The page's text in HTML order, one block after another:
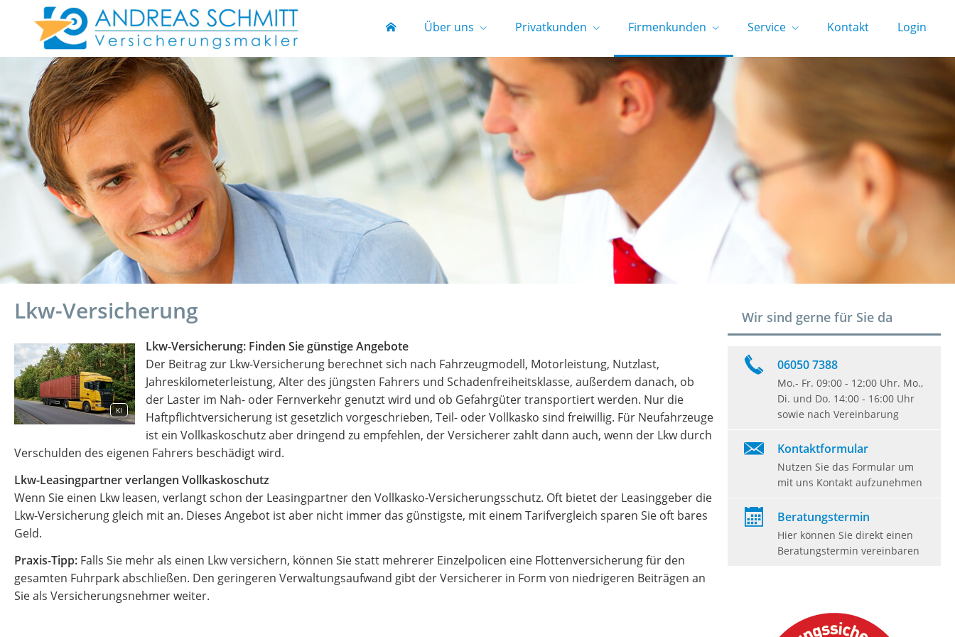
Über uns Privatkunden Firmenkunden Service Kontakt Login
Wir sind gerne für Sie da
06050 7388
Mo.- Fr. 09:00 - 12:00 Uhr. Mo.,
Di. und Do. 14:00 - 16:00 Uhr
sowie nach Vereinbarung
Kontaktformular
Nutzen Sie das Formular um
mit uns Kontakt aufzunehmen
Beratungstermin
Hier können Sie direkt einen
Beratungstermin vereinbaren
Lkw-Versicherung
KI
Lkw-Versicherung: Finden Sie günstige Angebote
Der Beitrag zur Lkw-Versicherung berechnet sich nach Fahrzeugmodell, Motorleistung, Nutzlast,
Jahreskilometerleistung, Alter des jüngsten Fahrers und Schadenfreiheitsklasse, außerdem danach, ob
der Laster im Nah- oder Fernverkehr genutzt wird und ob Gefahrgüter transportiert werden. Nur die
Haftpflichtversicherung ist gesetzlich vorgeschrieben, Teil- oder Vollkasko sind freiwillig. Für Neufahrzeuge
ist ein Vollkaskoschutz aber dringend zu empfehlen, der Versicherer zahlt dann auch, wenn der Lkw durch
Verschulden des eigenen Fahrers beschädigt wird.
Lkw-Leasingpartner verlangen Vollkaskoschutz
Wenn Sie einen Lkw leasen, verlangt schon der Leasingpartner den Vollkasko-Versicherungsschutz. Oft bietet der Leasinggeber die
Lkw-Versicherung gleich mit an. Dieses Angebot ist aber nicht immer das günstigste, mit einem Tarifvergleich sparen Sie oft bares
Geld.
Praxis-Tipp: Falls Sie mehr als einen Lkw versichern, können Sie statt mehrerer Einzelpolicen eine Flottenversicherung für den
gesamten Fuhrpark abschließen. Den geringeren Verwaltungsaufwand gibt der Versicherer in Form von niedrigeren Beiträgen an
Sie als Versicherungsnehmer weiter.